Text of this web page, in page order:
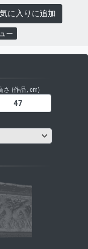
に入りに追加
ー
さ (作品, cm)